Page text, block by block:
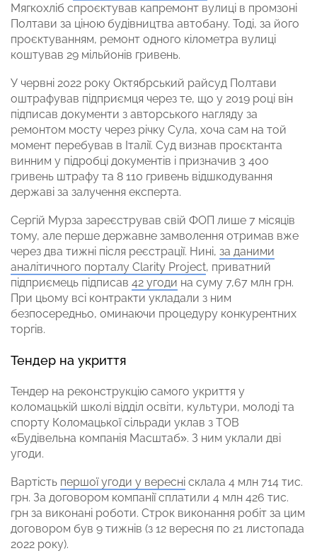
Мягкохліб спроєктував капремонт вулиці в промзоні
Полтави за ціною будівництва автобану. Тоді, за його
проєктуванням, ремонт одного кілометра вулиці
коштував 29 мільйонів гривень.
У червні 2022 року Октябрський райсуд Полтави
оштрафував підприємця через те, що у 2019 році він
підписав документи з авторського нагляду за
ремонтом мосту через річку Сула, хоча сам на той
момент перебував в Італії. Суд визнав проєктанта
винним у підробці документів і призначив 3 400
гривень штрафу та 8 110 гривень відшкодування
державі за залучення експерта.
Сергій Мурза зареєстрував свій ФОП лише 7 місяців
тому, але перше державне замволення отримав вже
через два тижні після реєстрації. Нині, за даними
аналітичного порталу Clarity Project, приватний
підприємець підписав 42 угоди на суму 7,67 млн грн.
При цьому всі контракти укладали з ним
безпосередньо, оминаючи процедуру конкурентних
торгів.
Тендер на укриття
Тендер на реконструкцію самого укриття у
коломацькій школі відділ освіти, культури, молоді та
спорту Коломацької сільради уклав з ТОВ
«Будівельна компанія Масштаб». З ним уклали дві
угоди.
Вартість першої угоди у вересні склала 4 млн 714 тис.
грн. За договором компанії сплатили 4 млн 426 тис.
грн за виконані роботи. Строк виконання робіт за цим
договором був 9 тижнів (з 12 вересня по 21 листопада
2022 року).